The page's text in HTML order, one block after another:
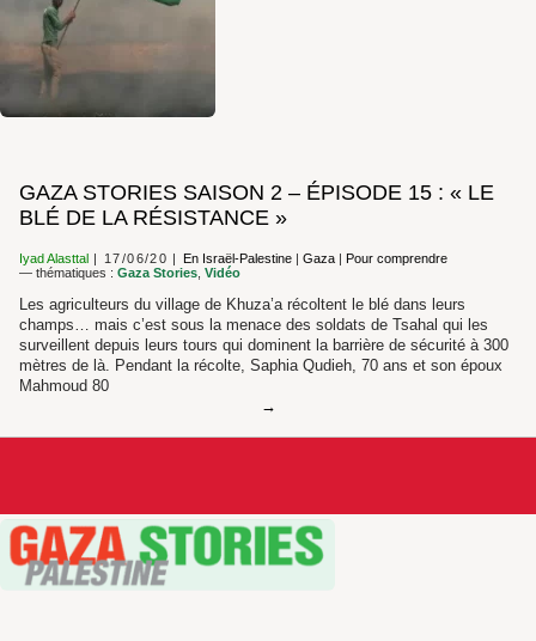
GAZA STORIES SAISON 2 – ÉPISODE 15 : « LE
BLÉ DE LA RÉSISTANCE »
Iyad Alasttal 17/06/20 En Israël-Palestine |Gaza
Pour comprendre
— thématiques : Gaza Stories Vidéo
Les agriculteurs du village de Khuza’a récoltent le blé dans leurs
champs… mais c’est sous la menace des soldats de Tsahal qui les
surveillent depuis leurs tours qui dominent la barrière de sécurité à 300
mètres de là. Pendant la récolte, Saphia Qudieh, 70 ans et son époux
Mahmoud 80